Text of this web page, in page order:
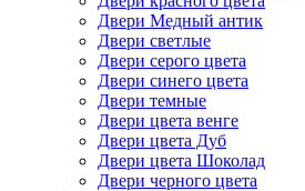
Двери Медный антик
Двери светлые
Двери серого цвета
Двери синего цвета
Двери темные
Двери цвета венге
Двери цвета Дуб
Двери цвета Шоколад
Двери черного цвета